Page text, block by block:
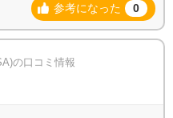
参考になった 0
の口コミ情報